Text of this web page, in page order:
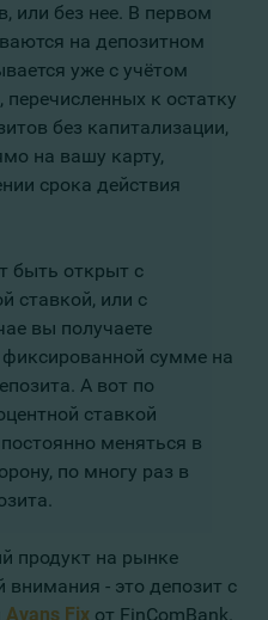
или без нее. В первом
на депозитном
уже с учётом
к остатку
без капитализации,
на вашу карту,
срока действия
быть открыт с
ставкой, или с
вы получаете
сумме на
А вот по
ставкой
меняться в
по многу раз в
продукт на рынке
- это депозит с
Avans Fix от FinComBank.